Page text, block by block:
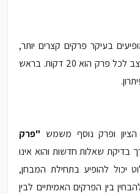
בעיקר פרקים קצרים יותר,
המכילים 22 שאלות והזמן המוקצב לכל פרק הוא 20 דקות. בראש
ופרק נוסף משמש "פרק
בדיקת שאלות חדשות והוא אינו
יכול להופיע בתחילת המבחן,
בין הפרקים האמיתיים לבין